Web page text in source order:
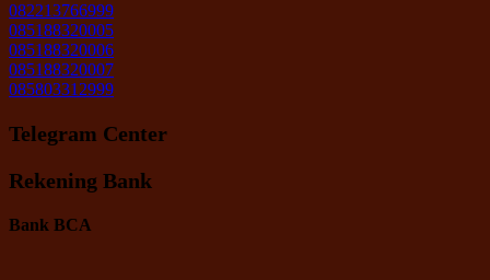
082213766999
085188320005
085188320006
085188320007
085803312999
Telegram Center
Rekening Bank
Bank BCA